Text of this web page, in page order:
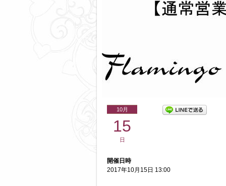
10月
15
日
開催日時
2017年10月15日 13:00